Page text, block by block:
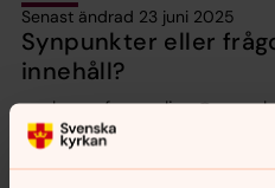
Senast ändrad 23 juni 2025
Synpunkter eller
innehåll?
Dela